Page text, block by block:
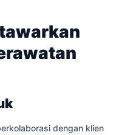
dengan klien